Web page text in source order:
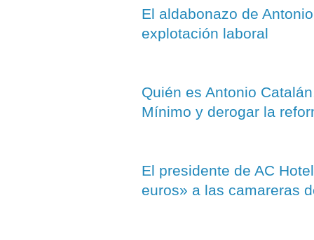
El aldabonazo de
explotación laboral
Quién es Antonio
Mínimo y derogar la
El presidente de AC
euros» a las camareras